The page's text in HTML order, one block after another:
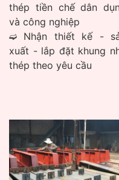
thép tiền chế dân
và công nghiệp
➫ Nhận thiết kế -
xuất - lắp đặt khung
thép theo yêu cầu